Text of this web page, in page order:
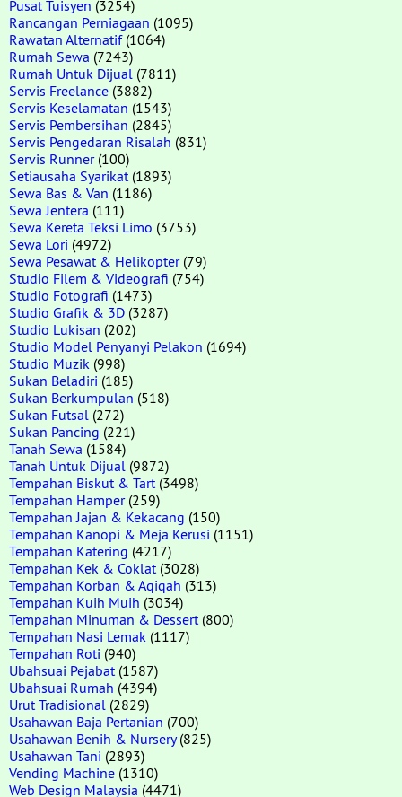
Pusat Tuisyen (3254)
Rancangan Perniagaan (1095)
Rawatan Alternatif(1064)
Rumah Sewa (7243)
Rumah Untuk Dijual (7811)
Servis Freelance (3882)
Servis Keselamatan (1543)
Servis Pembersihan (2845)
Servis Pengedaran Risalah (831)
Servis Runner(100)
Setiausaha Syarikat (1893)
Sewa Bas & Van (1186)
Sewa Jentera (111)
Sewa Kereta Teksi Limo (3753)
Sewa Lori (4972)
Sewa Pesawat & Helikopter(79)
Studio Filem & Videografi (754)
Studio Fotografi (1473)
Studio Grafik & 3D (3287)
Studio Lukisan (202)
Studio Model Penyanyi Pelakon (1694)
Studio Muzik (998)
Sukan Beladiri (185)
Sukan Berkumpulan (518)
Sukan Futsal (272)
Sukan Pancing (221)
Tanah Sewa (1584)
Tanah Untuk Dijual (9872)
Tempahan Biskut & Tart (3498)
Tempahan Hamper(259)
Tempahan Jajan & Kekacang (150)
Tempahan Kanopi & Meja Kerusi (1151)
Tempahan Katering (4217)
Tempahan Kek & Coklat (3028)
Tempahan Korban & Aqiqah (313)
Tempahan Kuih Muih (3034)
Tempahan Minuman & Dessert (800)
Tempahan Nasi Lemak (1117)
Tempahan Roti (940)
Ubahsuai Pejabat (1587)
Ubahsuai Rumah (4394)
Urut Tradisional (2829)
Usahawan Baja Pertanian (700)
Usahawan Benih & Nursery(825)
Usahawan Tani (2893)
Vending Machine (1310)
Web Design Malaysia (4471)